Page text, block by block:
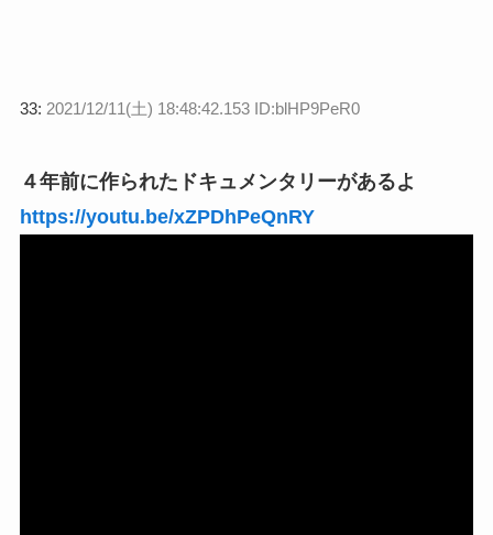
33: 2021/12/11(土) 18:48:42.153 ID:blHP9PeR0
４年前に作られたドキュメンタリーがあるよ
https://youtu.be/xZPDhPeQnRY